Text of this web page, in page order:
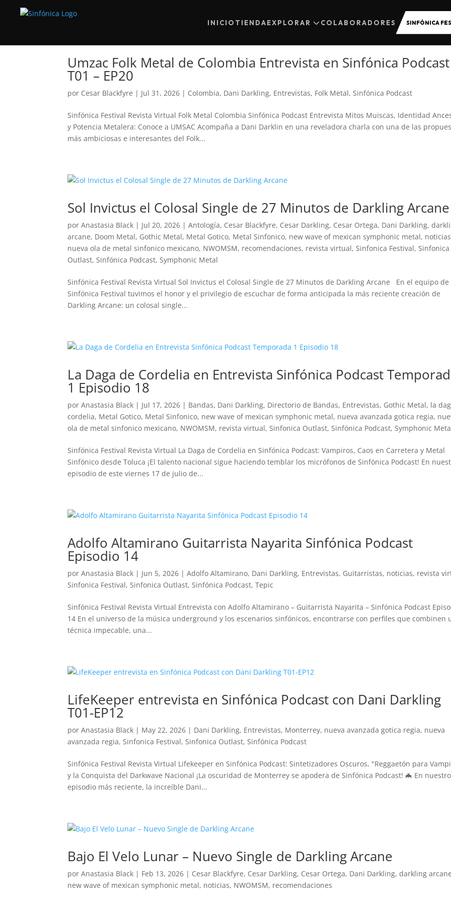
INICIO TIENDAEXPLORAR COLABORADORES SINFÓNICA
Umzac Folk Metal de Colombia Entrevista en Sinfónica Podcast
T01 – EP20
por Cesar Blackfyre | Jul 31, 2026 | Colombia, Dani Darkling, Entrevistas, Folk Metal,Sinfónica Podcast
Sinfónica Festival Revista Virtual Folk Metal Colombia Sinfónica Podcast Entrevista Mitos Muiscas, Identidad
y Potencia Metalera: Conoce a UMSAC Acompaña a Dani Darklin en una reveladora charla con una de las
más ambiciosas e interesantes del Folk...
Sol Invictus el Colosal Single de 27 Minutos de Darkling Arcane
porAnastasia Black | Jul 20, 2026 |Antología, Cesar Blackfyre, Cesar Darkling, Cesar Ortega, Dani Darkling,
arcane, Doom Metal, Gothic Metal, Metal Gotico, Metal Sinfonico, new wave of mexican symphonic metal, noticias
nueva ola de metal sinfonico mexicano, NWOMSM, recomendaciones, revista virtual,Sinfonica Festival,Sinfonica
Outlast,Sinfónica Podcast,Symphonic Metal
Sinfónica Festival Revista Virtual Sol Invictus el Colosal Single de 27 Minutos de Darkling Arcane En el equipo de
Sinfónica Festival tuvimos el honor y el privilegio de escuchar de forma anticipada la más reciente creación de
Darkling Arcane: un colosal single...
La Daga de Cordelia en Entrevista Sinfónica Podcast
1 Episodio 18
porAnastasia Black | Jul 17, 2026 | Bandas, Dani Darkling, Directorio de Bandas, Entrevistas, Gothic Metal, la
cordelia, Metal Gotico, Metal Sinfonico, new wave of mexican symphonic metal, nueva avanzada gotica regia,
ola de metal sinfonico mexicano, NWOMSM, revista virtual,Sinfonica Outlast,Sinfónica Podcast,Symphonic
Sinfónica Festival Revista Virtual La Daga de Cordelia en Sinfónica Podcast: Vampiros, Caos en Carretera y Metal
Sinfónico desde Toluca ¡El talento nacional sigue haciendo temblar los micrófonos de Sinfónica Podcast! En
episodio de este viernes 17 de julio de...
Adolfo Altamirano Guitarrista Nayarita Sinfónica Podcast
Episodio 14
porAnastasia Black | Jun 5, 2026 |Adolfo Altamirano, Dani Darkling, Entrevistas, Guitarristas, noticias, revista
Sinfonica Festival,Sinfonica Outlast,Sinfónica Podcast,Tepic
Sinfónica Festival Revista Virtual Entrevista con Adolfo Altamirano – Guitarrista Nayarita – Sinfónica Podcast
14 En el universo de la música underground y los escenarios sinfónicos, encontrarse con perfiles que combinen
técnica impecable, una...
LifeKeeper entrevista en Sinfónica Podcast con Dani Darkling
T01-EP12
porAnastasia Black | May 22, 2026 | Dani Darkling, Entrevistas, Monterrey, nueva avanzada gotica regia, nueva
avanzada regia,Sinfonica Festival,Sinfonica Outlast,Sinfónica Podcast
Sinfónica Festival Revista Virtual Lifekeeper en Sinfónica Podcast: Sintetizadores Oscuros, "Reggaetón para
y la Conquista del Darkwave Nacional ¡La oscuridad de Monterrey se apodera de Sinfónica Podcast! 🦇 En nuestro
episodio más reciente, la increíble Dani...
Bajo El Velo Lunar – Nuevo Single de Darkling Arcane
porAnastasia Black | Feb 13, 2026 | Cesar Blackfyre, Cesar Darkling, Cesar Ortega, Dani Darkling,darkling arcane
new wave of mexican symphonic metal, noticias, NWOMSM, recomendaciones